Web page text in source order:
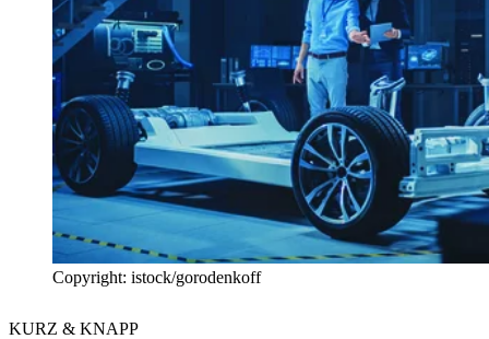
Copyright: istock/gorodenkoff
KURZ & KNAPP